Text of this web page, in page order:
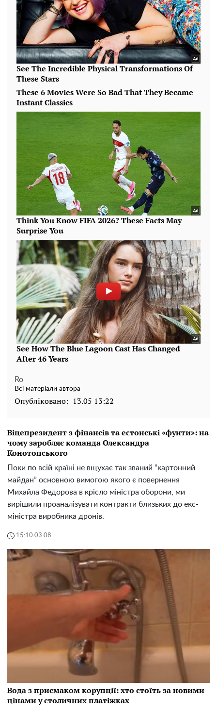
Ro
Всі матеріали автора
Опубліковано: 13.05 13:22
Віцепрезидент з фінансів та естонські «фунти»: на
чому заробляє команда Олександра
Конотопського
Поки по всій країні не вщухає так званий “картонний
майдан” основною вимогою якого є повернення
Михайла Федорова в крісло міністра оборони, ми
вирішили проаналізувати контракти близьких до екс-
міністра виробника дронів.
15:10 03.08
Вода з присмаком корупції: хто стоїть за новими
цінами у столичних платіжках